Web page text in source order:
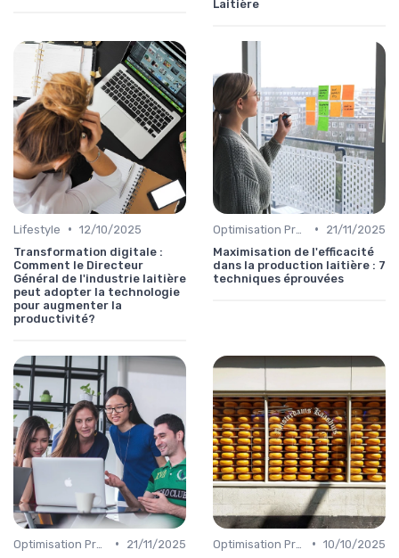
Laitière
Lifestyle • 12/10/2025
Transformation digitale :
Comment le Directeur
Général de l'industrie laitière
peut adopter la technologie
pour augmenter la
productivité?
•
21/11/2025
Maximisation de l'efficacité
dans la production laitière : 7
techniques éprouvées
•
21/11/2025
• 10/10/2025